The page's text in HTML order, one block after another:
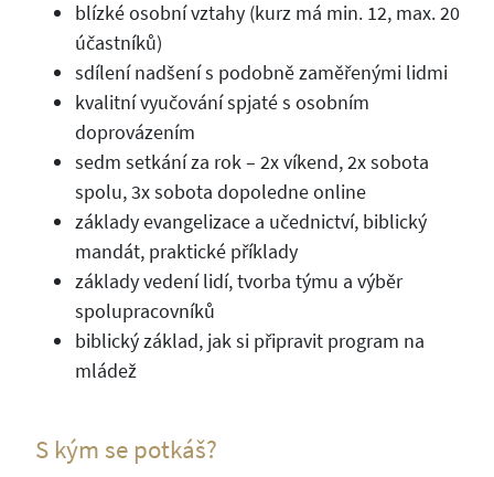
blízké osobní vztahy (kurz má min. 12, max. 20
účastníků)
sdílení nadšení s podobně zaměřenými lidmi
kvalitní vyučování spjaté s osobním
doprovázením
sedm setkání za rok – 2x víkend, 2x sobota
spolu, 3x sobota dopoledne online
základy evangelizace a učednictví, biblický
mandát, praktické příklady
základy vedení lidí, tvorba týmu a výběr
spolupracovníků
biblický základ, jak si připravit program na
mládež
S kým se potkáš?